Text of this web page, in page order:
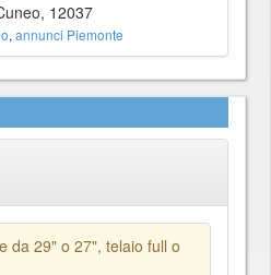
12037
, annunci Piemonte
da 29" o 27", telaio full o